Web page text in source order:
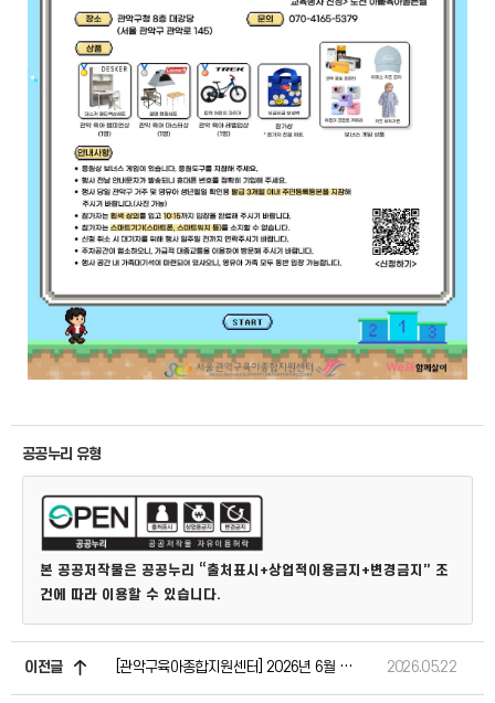
공공누리 유형
본 공공저작물은 공공누리 “출처표시+상업적이용금지+변경금지” 조
건에 따라 이용할 수 있습니다.
이전글 [관악구육아종합지원센터] 2026년 6월 교육 및 행사일정 안내 2026.05.22